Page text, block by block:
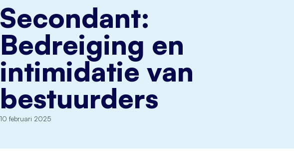
Secondant:
Bedreiging en
intimidatie van
bestuurders
10 februari 2025